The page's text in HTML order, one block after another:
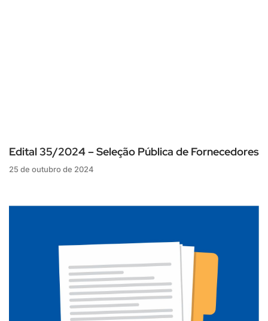
Edital 35/2024 – Seleção Pública de Fornecedores
25 de outubro de 2024